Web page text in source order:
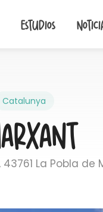
Estudios
Catalunya
43761 La Pobla